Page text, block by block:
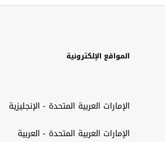
المواقع الإلكترونية
الإمارات العربية المتحدة - الإنجليزية
الإمارات العربية المتحدة - العربية